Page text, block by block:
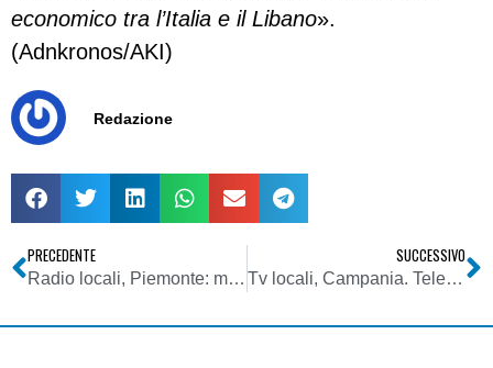
economico tra l’Italia e il Libano».
(Adnkronos/AKI)
Redazione
PRECEDENTE
Radio locali, Piemonte: muore Marco Massarone, voce di Radio City
SUCCESSIVO
Tv locali, Campania. Telecamorra: minacce a De Pascale, autore libro inchiesta. Il giorno dopo doveva testimoniare a Napoli in un processo su illeciti di emittenti campane